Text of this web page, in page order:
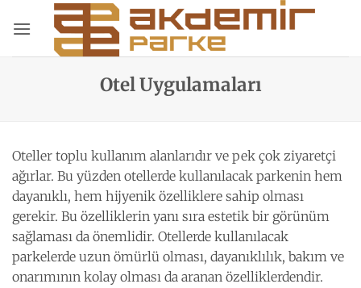
atla
Otel Uygulamaları
Oteller toplu kullanım alanlarıdır ve pek çok ziyaretçi
ağırlar. Bu yüzden otellerde kullanılacak parkenin hem
dayanıklı, hem hijyenik özelliklere sahip olması
gerekir. Bu özelliklerin yanı sıra estetik bir görünüm
sağlaması da önemlidir. Otellerde kullanılacak
parkelerde uzun ömürlü olması, dayanıklılık, bakım ve
onarımının kolay olması da aranan özelliklerdendir.